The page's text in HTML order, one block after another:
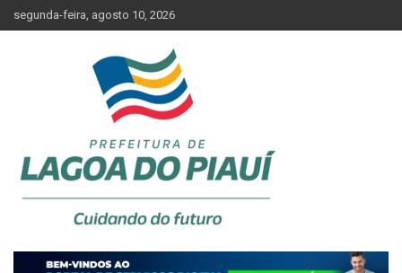
to
segunda-feira, agosto 10, 2026
PREFEITURA DE LAGOA DO